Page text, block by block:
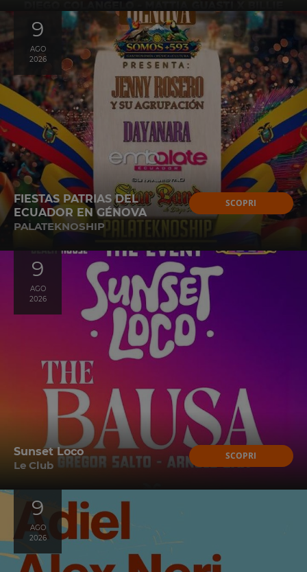
9
AGO
2026
FIESTAS PATRIAS DEL
ECUADOR EN GÉNOVA
PALATEKNOSHIP
SCOPRI
9
AGO
2026
Sunset Loco
Le Club
SCOPRI
9
AGO
2026